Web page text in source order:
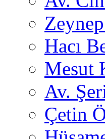
Hacı
Mesut
Av.
Çetin